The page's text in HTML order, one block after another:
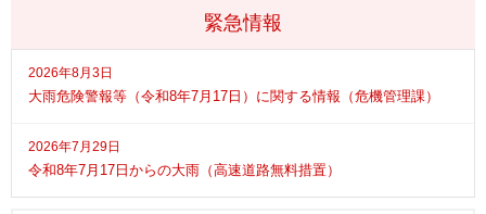
緊急情報
2026年8月3日
大雨危険警報等（令和8年7月17日）に関する情報（危機管理課）
2026年7月29日
令和8年7月17日からの大雨（高速道路無料措置）